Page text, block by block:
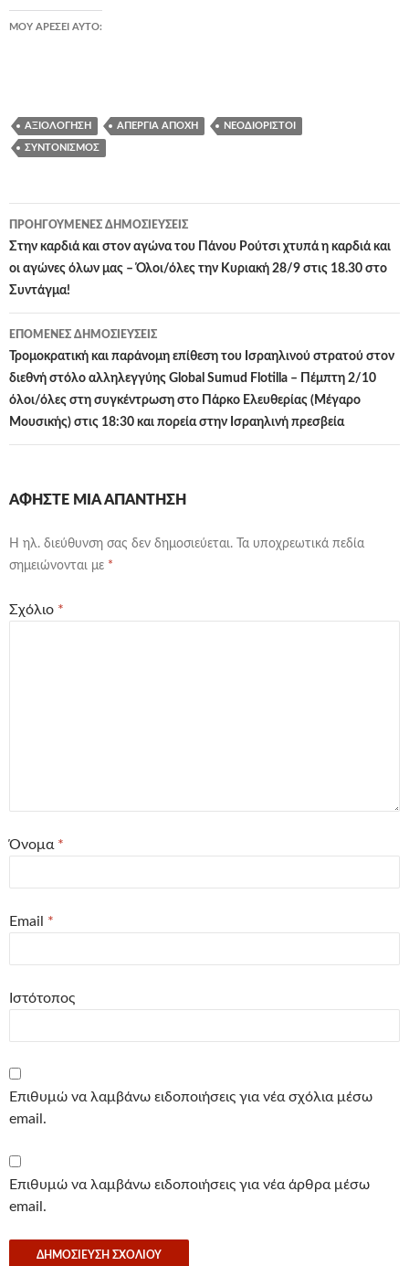
ΜΟΥ ΑΡΈΣΕΙ ΑΥΤΌ:
ΑΞΙΟΛΌΓΗΣΗ ΑΠΕΡΓΊΑ ΑΠΟΧΉ ΝΕΟΔΙΌΡΙΣΤΟΙ
ΣΥΝΤΟΝΙΣΜΌΣ
Πλοήγηση
άρθρων
ΠΡΟΗΓΟΎΜΕΝΕΣ ΔΗΜΟΣΙΕΎΣΕΙΣ
Στην καρδιά και στον αγώνα του Πάνου Ρούτσι χτυπά η καρδιά και
οι αγώνες όλων μας – Όλοι/όλες την Κυριακή 28/9 στις 18.30 στο
Συντάγμα!
ΕΠΌΜΕΝΕΣ ΔΗΜΟΣΙΕΎΣΕΙΣ
Τρομοκρατική και παράνομη επίθεση του Ισραηλινού στρατού στον
διεθνή στόλο αλληλεγγύης Global Sumud Flotilla – Πέμπτη 2/10
όλοι/όλες στη συγκέντρωση στο Πάρκο Ελευθερίας (Μέγαρο
Μουσικής) στις 18:30 και πορεία στην Ισραηλινή πρεσβεία
ΑΦΉΣΤΕ ΜΙΑ ΑΠΆΝΤΗΣΗ
Η ηλ. διεύθυνση σας δεν δημοσιεύεται.
Τα υποχρεωτικά πεδία
σημειώνονται με *
Σχόλιο *
Όνομα *
Email *
Ιστότοπος
Επιθυμώ να λαμβάνω ειδοποιήσεις για νέα σχόλια μέσω
email.
Επιθυμώ να λαμβάνω ειδοποιήσεις για νέα άρθρα μέσω
email.